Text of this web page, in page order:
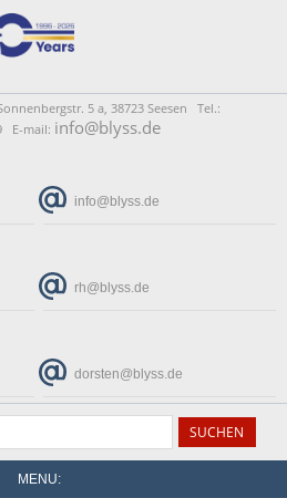
5 a, 38723 Seesen Tel.:
E-mail: info@blyss.de
info@blyss.de
rh@blyss.de
dorsten@blyss.de
MENU: